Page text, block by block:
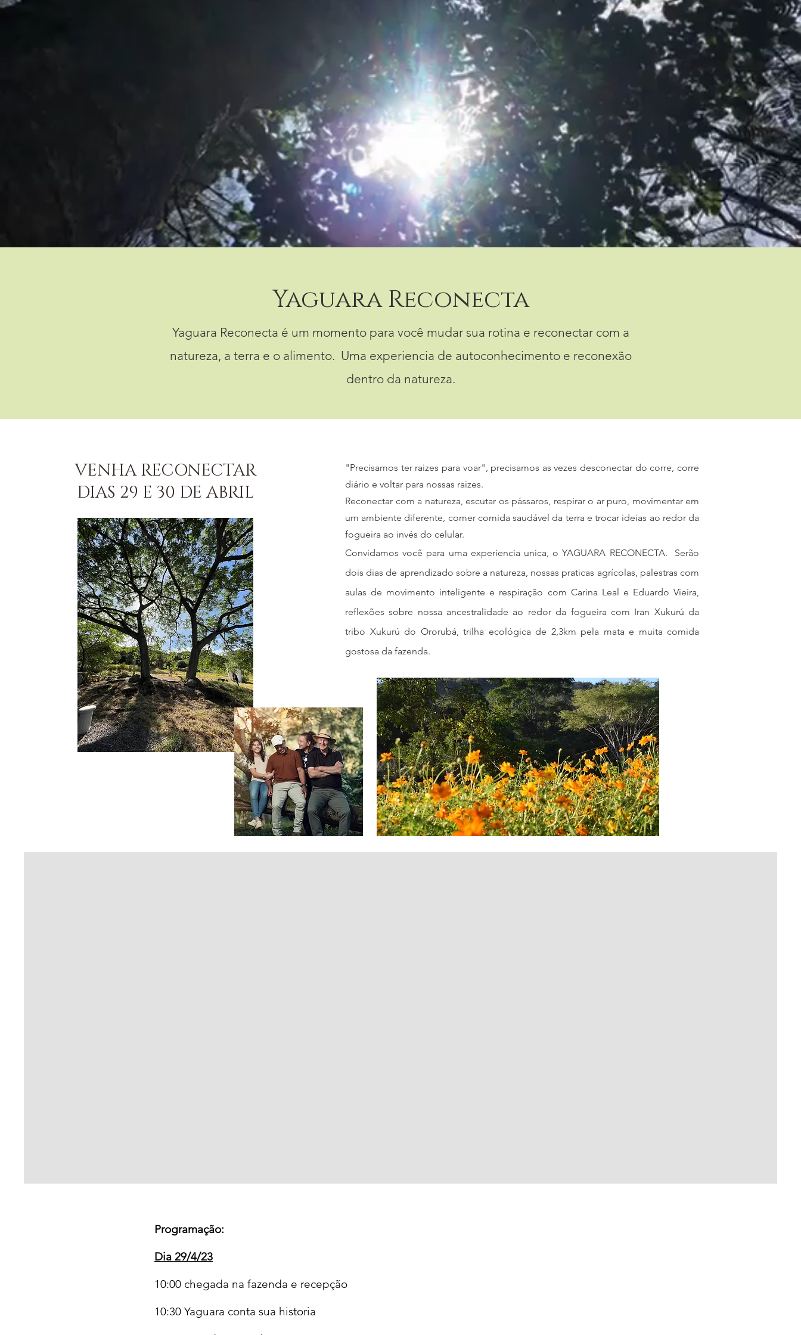
Yaguara Reconecta
Yaguara Reconecta é um momento para você mudar sua rotina e reconectar com a
natureza, a terra e o alimento. Uma experiencia de autoconhecimento e reconexão
dentro da natureza.​
VENHA RECONECTAR
DIAS 29 E 30 DE ABRIL
"Precisamos ter raizes para voar", precisamos as vezes desconectar do corre, corre
diário e voltar para nossas raizes.
Reconectar com a natureza, escutar os pássaros, respirar o ar puro, movimentar em
um ambiente diferente, comer comida saudável da terra e trocar ideias ao redor da
fogueira ao invés do celular.
Convidamos você para uma experiencia unica, o YAGUARA RECONECTA. Serão
dois dias de aprendizado sobre a natureza, nossas praticas agrícolas, palestras com
aulas de movimento inteligente e respiração com Carina Leal e Eduardo Vieira,
reflexões sobre nossa ancestralidade ao redor da fogueira com Iran Xukurú da
tribo Xukurú do Ororubá, trilha ecológica de 2,3km pela mata e muita comida
gostosa da fazenda.
Programação:
Dia 29/4/23
10:00 chegada na fazenda e recepção
10:30 Yaguara conta sua historia